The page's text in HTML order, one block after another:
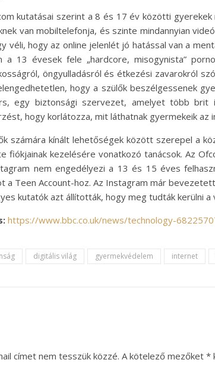
kutatásai szerint a 8 és 17 év közötti
van mobiltelefonja, és szinte mindannyian
véli, hogy az online jelenlét jó hatással van a
a 13 évesek fele „hardcore, misogynista”
öngyulladásról és étkezési zavarokról
hogy a szülők beszélgessenek
egy biztonsági szervezet, amelyet több brit
hogy korlátozza, mit láthatnak gyermekeik az
számára kínált lehetőségek között szerepel a
fiókjainak kezelésére vonatkozó tanácsok. Az
nem engedélyezi a 13 és 15 éves
a Teen Account-hoz. Az Instagram már
kutatók azt állították, hogy meg tudták kerülni
https://www.bbc.co.uk/news/technology-
digitális világ gyermekvédelem internet
címet nem tesszük közzé. A kötelező mezőket *